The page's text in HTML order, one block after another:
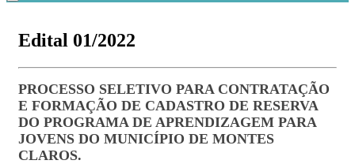
Edital 01/2022
PROCESSO SELETIVO PARA CONTRATAÇÃO
E FORMAÇÃO DE CADASTRO DE RESERVA
DO PROGRAMA DE APRENDIZAGEM PARA
JOVENS DO MUNICÍPIO DE MONTES
CLAROS.